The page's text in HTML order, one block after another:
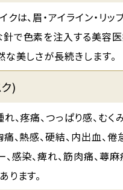
クは、眉・アイライン・リッ
で色素を注入する美容医
な美しさが長続きします。
)
、疼痛、つっぱり感、むく
痛、熱感、硬結、内出血、倦
、感染、痺れ、筋肉痛、蕁
ります。